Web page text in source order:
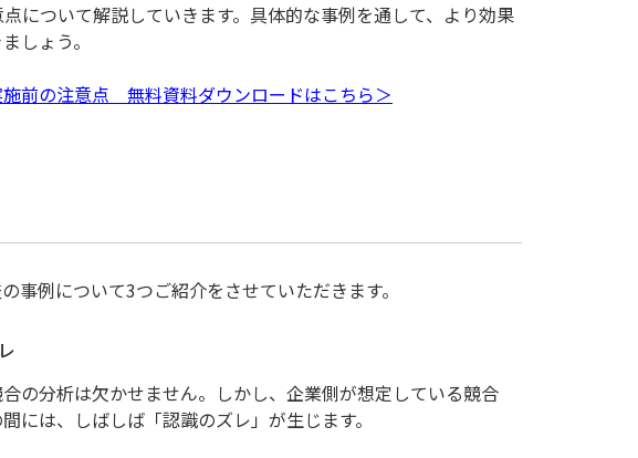
について解説していきます。具体的な事例を通して、より効果
しょう。
施前の注意点 無料資料ダウンロードはこちら＞
事例について3つご紹介をさせていただきます。
の分析は欠かせません。しかし、企業側が想定している競合
には、しばしば「認識のズレ」が生じます。